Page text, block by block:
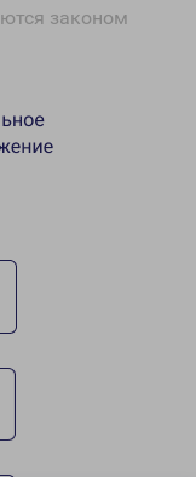
законом